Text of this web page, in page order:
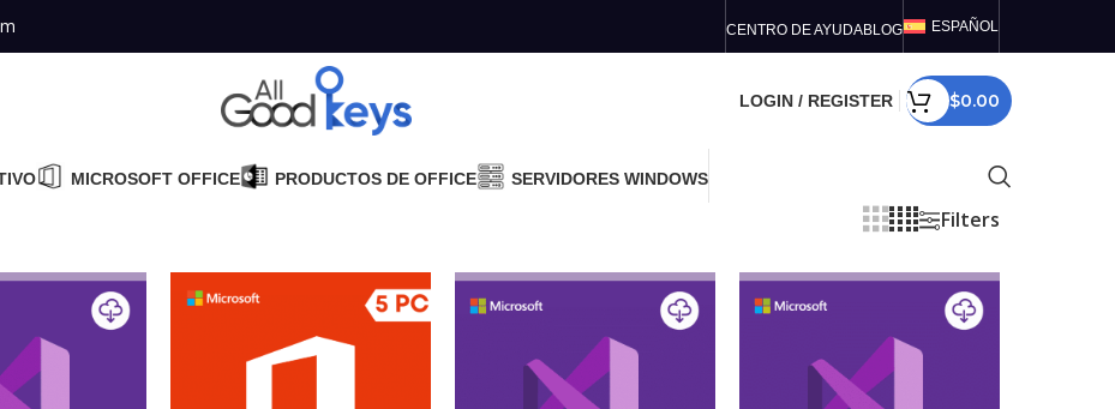
CENTRO DE AYUDABLOG ESPAÑOL
LOGIN / REGISTER $0.00
MICROSOFT OFFICE PRODUCTOS DE OFFICE SERVIDORES WINDOWS
Filters